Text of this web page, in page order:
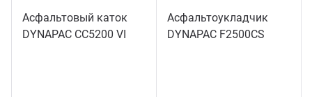
Асфальтовый каток
DYNAPAC CC5200 VI
Асфальтоукладчик
DYNAPAC F2500CS